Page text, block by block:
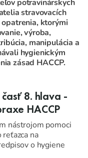
potravinárskych
stravovacích
ktorými
výroba,
manipulácia a
hygienickým
zásad HACCP.
8. hlava -
HACCP
nástrojom pomoci
na
o hygiene